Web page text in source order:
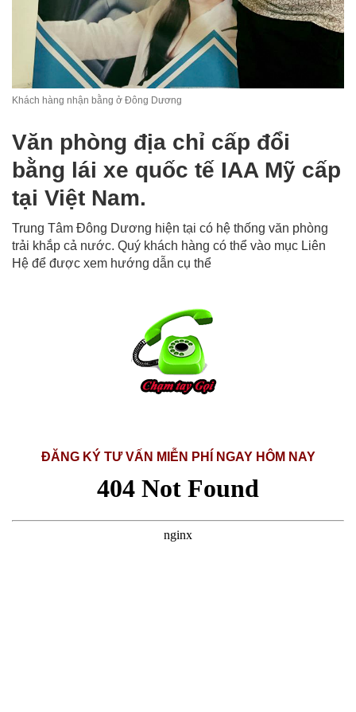
Khách hàng nhận bằng ở Đông Dương
Văn phòng địa chỉ cấp đổi
bằng lái xe quốc tế IAA Mỹ cấp
tại Việt Nam.
Trung Tâm Đông Dương hiện tại có hệ thống văn phòng
trải khắp cả nước. Quý khách hàng có thể vào mục Liên
Hệ để được xem hướng dẫn cụ thể
ĐĂNG KÝ TƯ VẤN MIỄN PHÍ NGAY HÔM NAY